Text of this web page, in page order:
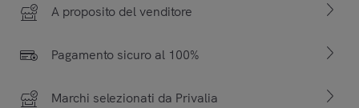
A proposito del venditore
Pagamento sicuro al 100%
Marchi selezionati da Privalia